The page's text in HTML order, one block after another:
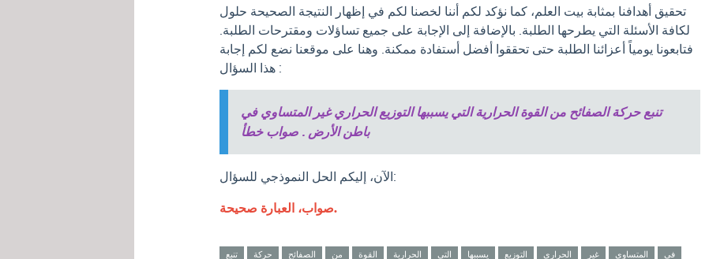
تحقيق أهدافنا بمثابة بيت العلم، كما نؤكد لكم أننا لخصنا لكم في إظهار النتيجة الصحيحة حلول
لكافة الأسئلة التي يطرحها الطلبة. بالإضافة إلى الإجابة على جميع تساؤلات ومقترحات الطلبة.
فتابعونا يومياً أعزائنا الطلبة حتى تحققوا أفضل أستفادة ممكنة. وهنا على موقعنا نضع لكم إجابة
هذا السؤال :
تنبع حركة الصفائح من القوة الحرارية التي يسببها التوزيع الحراري غير المتساوي في
باطن الأرض . صواب خطأ
الآن، إليكم الحل النموذجي للسؤال:
صواب، العبارة صحيحة.
تنبع حركة الصفائح من القوة الحرارية التي يسببها التوزيع الحراري غير المتساوي
في